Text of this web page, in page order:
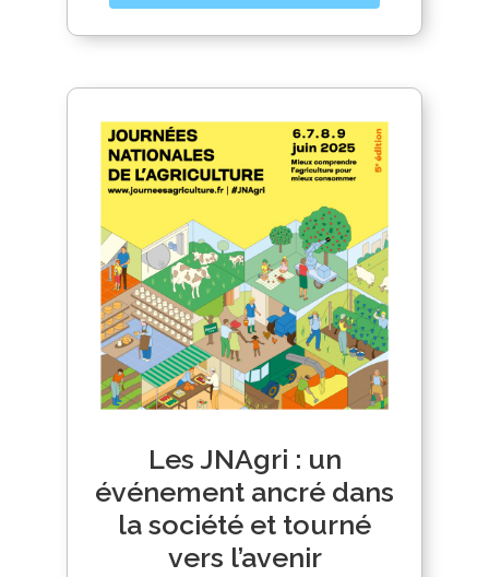
Les JNAgri : un
événement ancré dans
la société et tourné
vers l’avenir